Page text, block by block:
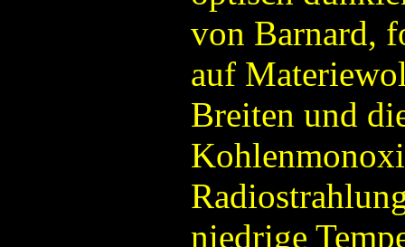
von Barnard,
auf
Breiten und
niedrige